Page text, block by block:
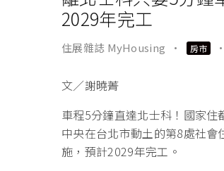
2029年完工
住展雜誌 MyHousing · 房市 ·
文／謝曉菁
車程5分鐘直達北士科！國家
中央在台北市動土的第8處社
施，預計2029年完工。